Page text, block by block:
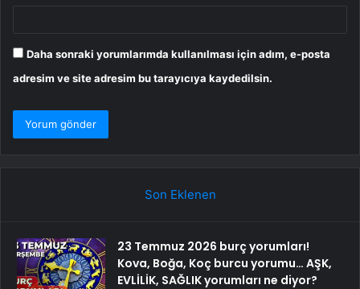
Daha sonraki yorumlarımda kullanılması için adım, e-posta
adresim ve site adresim bu tarayıcıya kaydedilsin.
Son Eklenen
23 Temmuz 2026 burç yorumları!
Kova, Boğa, Koç burcu yorumu… AŞK,
EVLİLİK, SAĞLIK yorumları ne diyor?